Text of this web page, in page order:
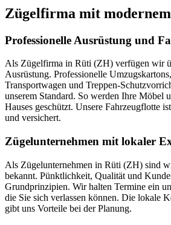
Zügelfirma mit
Professionelle Ausrüstung und
Als Zügelfirma in Rüti (ZH) verfügen wir
Ausrüstung. Professionelle
Transportwagen und Treppen-
unserem Standard. So werden Ihre Möbel
Hauses geschützt. Unsere Fahrzeugflotte
und versichert.
Zügelunternehmen mit lokaler
Als Zügelunternehmen in Rüti (ZH) sind
bekannt. Pünktlichkeit, Qualität und
Grundprinzipien. Wir halten Termine ein
die Sie sich verlassen können. Die lokale
gibt uns Vorteile bei der Planung.